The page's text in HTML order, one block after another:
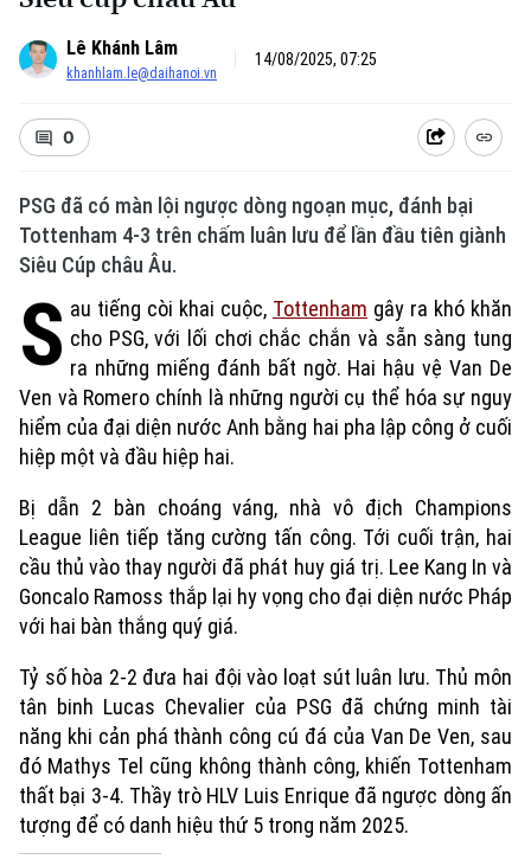
Xu hướng
Lê Khánh Lâm
khanhlam.le@daihanoi.vn
14/08/2025, 07:25
0
PSG đã có màn lội ngược dòng ngoạn mục, đánh bại
Tottenham 4-3 trên chấm luân lưu để lần đầu tiên giành
Siêu Cúp châu Âu.
S au tiếng còi khai cuộc, Tottenham gây ra khó khăn
cho PSG, với lối chơi chắc chắn và sẵn sàng tung
ra những miếng đánh bất ngờ. Hai hậu vệ Van De
Ven và Romero chính là những người cụ thể hóa sự nguy
hiểm của đại diện nước Anh bằng hai pha lập công ở cuối
hiệp một và đầu hiệp hai.
Bị dẫn 2 bàn choáng váng, nhà vô địch Champions
League liên tiếp tăng cường tấn công. Tới cuối trận, hai
cầu thủ vào thay người đã phát huy giá trị. Lee Kang In và
Goncalo Ramoss thắp lại hy vọng cho đại diện nước Pháp
với hai bàn thắng quý giá.
Tỷ số hòa 2-2 đưa hai đội vào loạt sút luân lưu. Thủ môn
tân binh Lucas Chevalier của PSG đã chứng minh tài
năng khi cản phá thành công cú đá của Van De Ven, sau
đó Mathys Tel cũng không thành công, khiến Tottenham
thất bại 3-4. Thầy trò HLV Luis Enrique đã ngược dòng ấn
tượng để có danh hiệu thứ 5 trong năm 2025.